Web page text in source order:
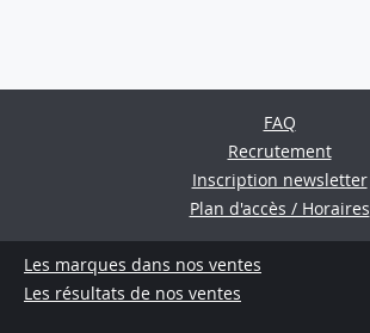
FAQ
Recrutement
Inscription newsletter
Plan d'accès / Horaires
Les marques dans nos ventes
Les résultats de nos ventes